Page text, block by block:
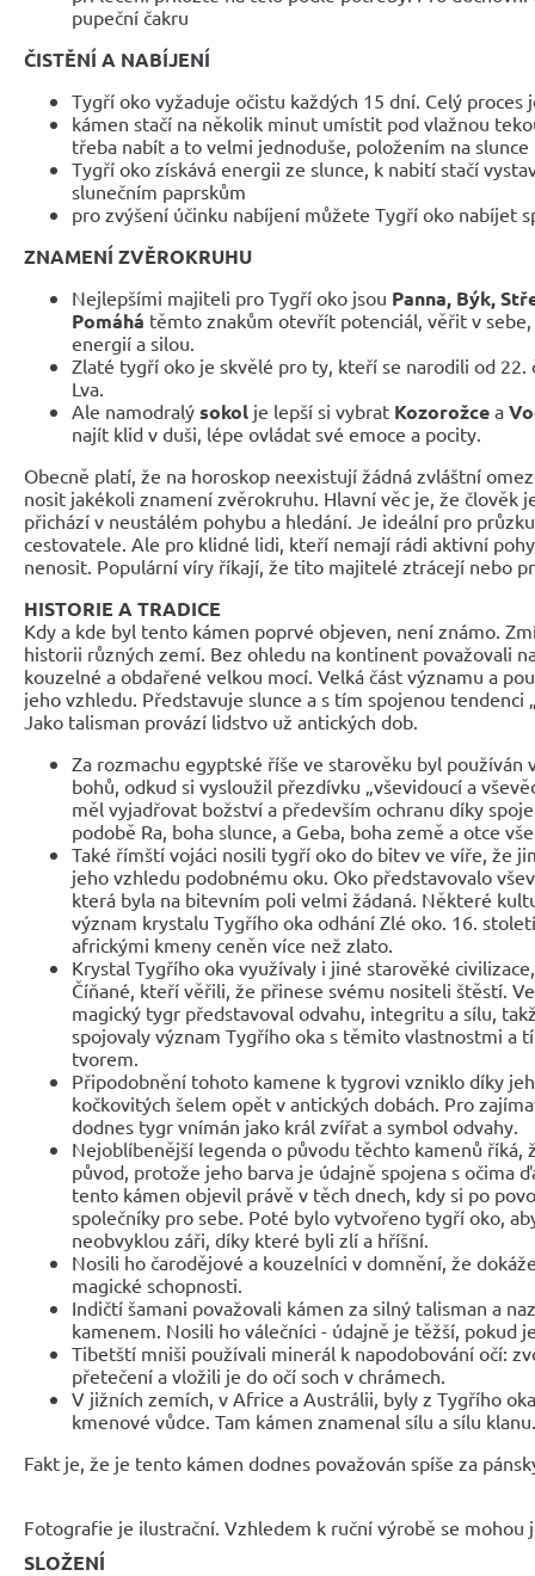
pupeční čakru
ČISTĚNÍ A NABÍJENÍ
Tygří oko vyžaduje očistu každých 15 dní. Celý proces
kámen stačí na několik minut umístit pod vlažnou
třeba nabít a to velmi jednoduše, položením na slunce
Tygří oko získává energii ze slunce, k nabití stačí
slunečním paprskům
pro zvýšení účinku nabíjení můžete Tygří oko nabíjet
ZNAMENÍ ZVĚROKRUHU
Nejlepšími majiteli pro Tygří oko jsou Panna, Býk,
Pomáhá těmto znakům otevřít potenciál, věřit v
energií a silou.
Zlaté tygří oko je skvělé pro ty, kteří se narodili od 22.
Lva.
Ale namodralý sokol je lepší si vybrat Kozorožce a
najít klid v duši, lépe ovládat své emoce a pocity.
Obecně platí, že na horoskop neexistují žádná zvláštní
nosit jakékoli znamení zvěrokruhu. Hlavní věc je, že člověk
přichází v neustálém pohybu a hledání. Je ideální pro
cestovatele. Ale pro klidné lidi, kteří nemají rádi aktivní
nenosit. Populární víry říkají, že tito majitelé ztrácejí nebo
HISTORIE A TRADICE
Kdy a kde byl tento kámen poprvé objeven, není známo.
historii různých zemí. Bez ohledu na kontinent považovali
kouzelné a obdařené velkou mocí. Velká část významu a
jeho vzhledu. Představuje slunce a s tím spojenou tendenci
Jako talisman provází lidstvo už antických dob.
Za rozmachu egyptské říše ve starověku byl používán
bohů, odkud si vysloužil přezdívku „vševidoucí a
měl vyjadřovat božství a především ochranu díky
podobě Ra, boha slunce, a Geba, boha země a otce
Také římští vojáci nosili tygří oko do bitev ve víře, že
jeho vzhledu podobnému oku. Oko představovalo
která byla na bitevním poli velmi žádaná. Některé
význam krystalu Tygřího oka odhání Zlé oko. 16.
africkými kmeny ceněn více než zlato.
Krystal Tygřího oka využívaly i jiné starověké
Číňané, kteří věřili, že přinese svému nositeli štěstí.
magický tygr představoval odvahu, integritu a sílu,
spojovaly význam Tygřího oka s těmito vlastnostmi a
tvorem.
Připodobnění tohoto kamene k tygrovi vzniklo díky
kočkovitých šelem opět v antických dobách. Pro
dodnes tygr vnímán jako král zvířat a symbol odvahy.
Nejoblíbenější legenda o původu těchto kamenů říká,
původ, protože jeho barva je údajně spojena s očima
tento kámen objevil právě v těch dnech, kdy si po
společníky pro sebe. Poté bylo vytvořeno tygří oko,
neobvyklou záři, díky které byli zlí a hříšní.
Nosili ho čarodějové a kouzelníci v domnění, že
magické schopnosti.
Indičtí šamani považovali kámen za silný talisman a
kamenem. Nosili ho válečníci - údajně je těžší, pokud
Tibetští mniši používali minerál k napodobování očí:
přetečení a vložili je do očí soch v chrámech.
V jižních zemích, v Africe a Austrálii, byly z Tygřího
kmenové vůdce. Tam kámen znamenal sílu a sílu klanu.
Fakt je, že je tento kámen dodnes považován spíše za
Fotografie je ilustrační. Vzhledem k ruční výrobě se
SLOŽENÍ